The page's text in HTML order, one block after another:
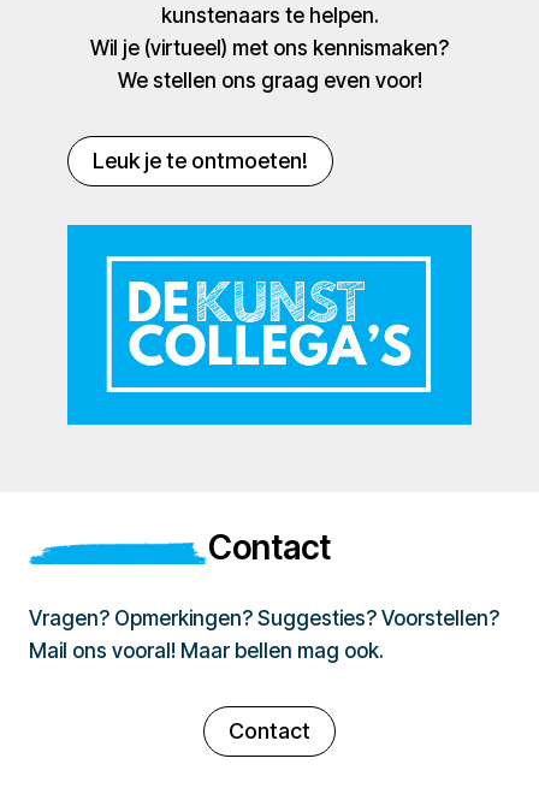
kunstenaars te helpen.
Wil je (virtueel) met ons kennismaken?
We stellen ons graag even voor!
Leuk je te ontmoeten!
Contact
Vragen? Opmerkingen? Suggesties? Voorstellen?
Mail ons vooral! Maar bellen mag ook.
Contact